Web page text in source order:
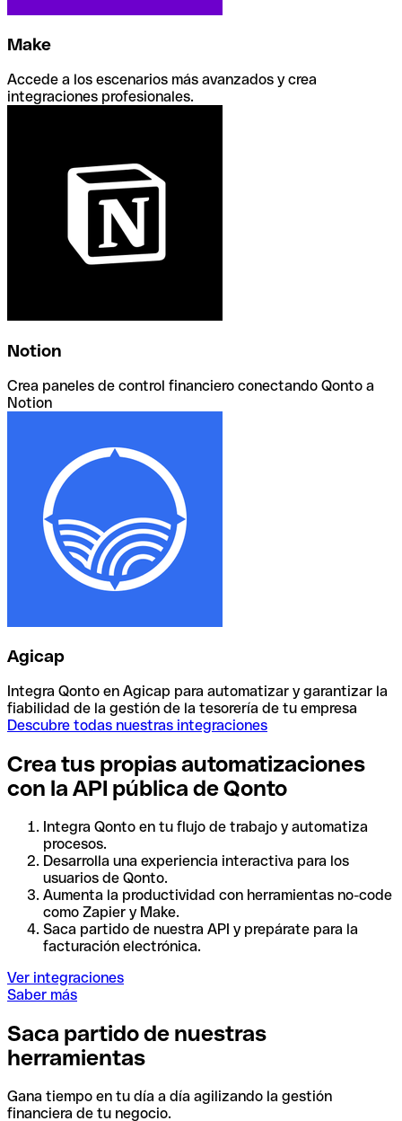
Make
Accede a los escenarios más avanzados y crea
integraciones profesionales.
Notion
Crea paneles de control financiero conectando Qonto a
Notion
Agicap
Integra Qonto en Agicap para automatizar y garantizar la
fiabilidad de la gestión de la tesorería de tu empresa
Descubre todas nuestras integraciones
Crea tus propias automatizaciones
con la API pública de Qonto
Integra Qonto en tu flujo de trabajo y automatiza
procesos.
Desarrolla una experiencia interactiva para los
usuarios de Qonto.
Aumenta la productividad con herramientas no-code
como Zapier y Make.
Saca partido de nuestra API y prepárate para la
facturación electrónica.
Ver integraciones
Saber más
Saca partido de nuestras
herramientas
Gana tiempo en tu día a día agilizando la gestión
financiera de tu negocio.